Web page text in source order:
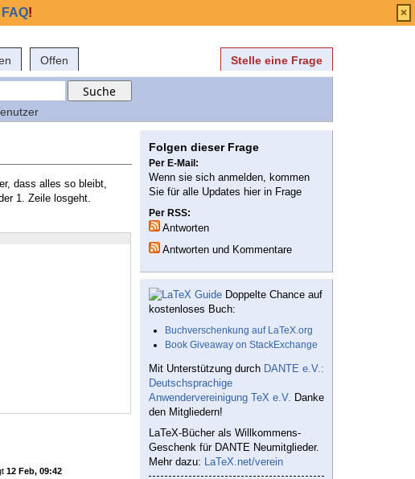
Offen Stelle eine Frage
dass alles so bleibt,
1. Zeile losgeht.
12 Feb, 09:42
Folgen dieser Frage
Per E-Mail:
Wenn sie sich anmelden, kommen
Sie für alle Updates hier in Frage
Per RSS:
Antworten
Antworten und Kommentare
Doppelte Chance auf
kostenloses Buch:
Buchverschenkung auf LaTeX.org
Book Giveaway on StackExchange
Mit Unterstützung durch DANTE e.V.:
Deutschsprachige
Anwendervereinigung TeX e.V. Danke
den Mitgliedern!
LaTeX-Bücher als Willkommens-
Geschenk für DANTE Neumitglieder.
Mehr dazu: LaTeX.net/verein
FAQ! ×